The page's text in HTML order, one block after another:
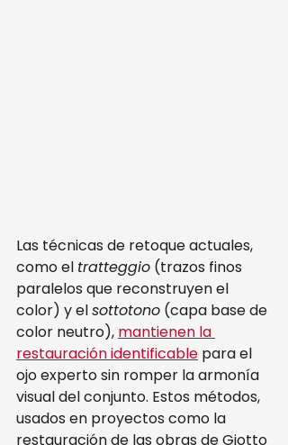
Las técnicas de retoque actuales,
como el tratteggio (trazos finos
paralelos que reconstruyen el
color) y el sottotono (capa base de
color neutro), mantienen la
restauración identificable para el
ojo experto sin romper la armonía
visual del conjunto. Estos métodos,
usados en proyectos como la
restauración de las obras de Giotto